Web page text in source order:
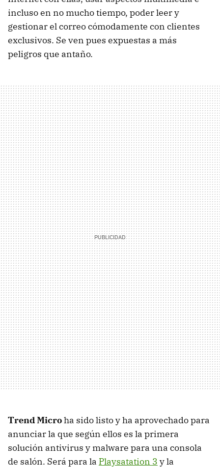
incluso en no mucho tiempo, poder leer y
gestionar el correo cómodamente con clientes
exclusivos. Se ven pues expuestas a más
peligros que antaño.
Trend Microha sido listo y ha aprovechado para
anunciar la que según ellos es la primera
solución antivirus y malware para una consola
de salón. Será para la Playsatation 3 y la